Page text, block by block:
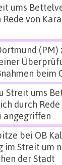
ums
von
(PM)
beim
Streit ums
durch Rede
angegriffen
bei OB
im Streit um
der Stadt